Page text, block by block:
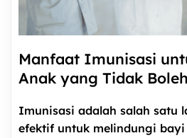
Manfaat Imunisasi
Anak yang Tidak
Imunisasi adalah salah satu
efektif untuk melindungi